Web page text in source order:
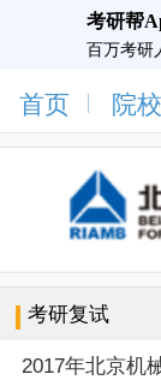
考研帮
百万考研
首页 院
考研复试
2017年北京机